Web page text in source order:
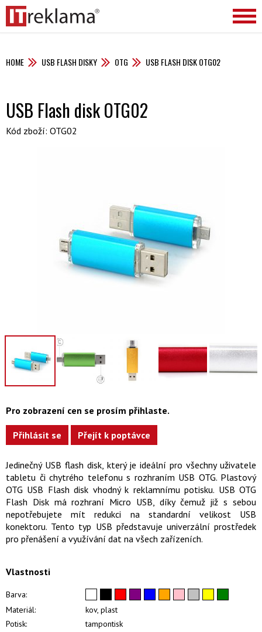
HOME USB FLASH DISKY OTG USB FLASH DISK OTG02
USB Flash disk OTG02
Kód zboží: OTG02
Pro zobrazení cen se prosím přihlaste.
Přihlásit se Přejít k poptávce
Jedinečný USB flash disk, který je ideální pro všechny uživatele
tabletu či chytrého telefonu s rozhraním USB OTG. Plastový
OTG USB Flash disk vhodný k reklamnímu potisku. USB OTG
Flash Disk má rozhraní Micro USB, díky čemuž již s sebou
nepotřebujete mít redukci na standardní velikost USB
konektoru. Tento typ USB představuje univerzální prostředek
pro přenášení a využívání dat na všech zařízeních.
Vlastnosti
Barva:
Materiál:
kov, plast
Potisk:
tampontisk